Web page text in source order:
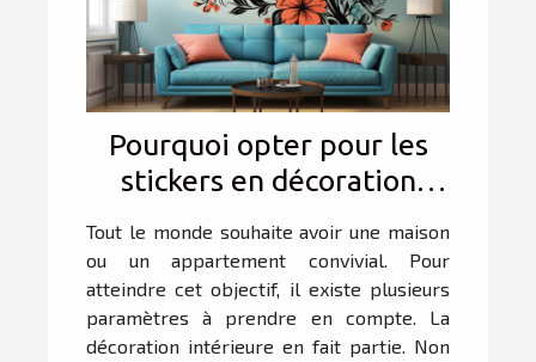
Pourquoi opter pour les
stickers en décoration
Tout le monde souhaite avoir une maison
ou un appartement convivial. Pour
atteindre cet objectif, il existe plusieurs
paramètres à prendre en compte. La
décoration intérieure en fait partie. Non